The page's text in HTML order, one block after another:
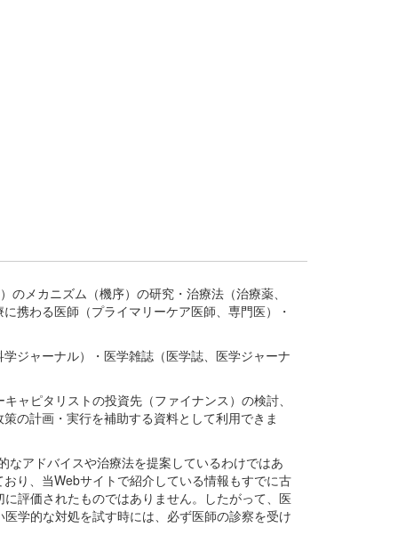
メカニズム（機序）の研究・治療法（治療薬、
携わる医師（プライマリーケア医師、専門医）・
ジャーナル）・医学雑誌（医学誌、医学ジャーナ
ャピタリストの投資先（ファイナンス）の検討、
の計画・実行を補助する資料として利用できま
アドバイスや治療法を提案しているわけではあ
り、当Webサイトで紹介している情報もすでに古
評価されたものではありません。したがって、医
学的な対処を試す時には、必ず医師の診察を受け